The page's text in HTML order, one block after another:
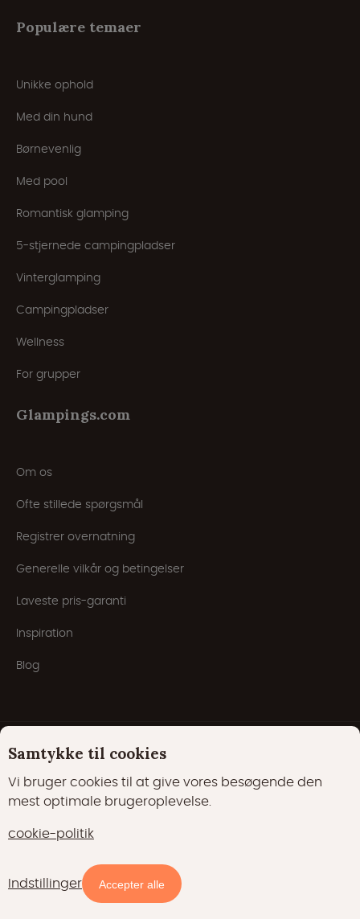
Tilgængelighed og priser
Populære temaer
Unikke ophold
Med din hund
Børnevenlig
Med pool
Romantisk glamping
5-stjernede campingpladser
Vinterglamping
Campingpladser
Wellness
For grupper
Glampings.com
Om os
Ofte stillede spørgsmål
Registrer overnatning
Generelle vilkår og betingelser
Laveste pris-garanti
Inspiration
Blog
Cookie-politik
Samtykke til cookies
Vi bruger cookies til at give vores besøgende den
mest optimale brugeroplevelse.
cookie-politik
Indstillinger Accepter alle